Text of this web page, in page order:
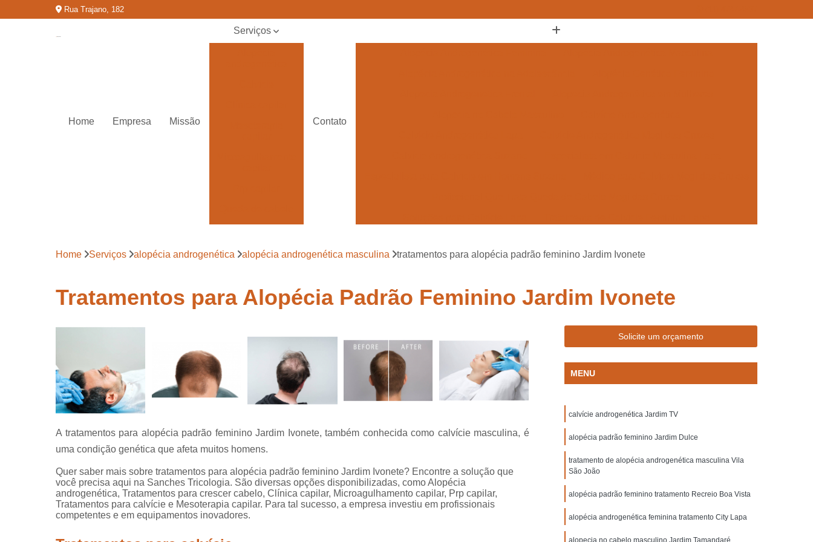
Rua Trajano, 182
Home Empresa Missão
Serviços
Tratamentos para
Tratamentos para
queda de cabelo
Contato
Tratamento para a Calvície Suzano
Tratamento para Eflúvio Telógeno Suzano
Clinica de Recuperação Capilar
Clinica de Tratamento Capilar
Clinica Especializada em Queda de Cabelo
Clinica Especializada em Tratamento Capilar
Clinica para Reconstrução Capilar
Clinica para Tratamento Capilar
Clinica para Tratamento Capilar Mogi das Cruzes
Clinica para Tratamento de Cabelo
Mesoterapia Capilar Masculina
Mesoterapia Capilar para Homens
Mesoterapia para Cabelo
Mesoterapia para Cabelo Lapa
Mesoterapia para Cabelo Mogi das Cruzes
Home Serviços alopécia androgenética alopécia androgenética masculina tratamentos para alopécia padrão feminino Jardim Ivonete
Tratamentos para Alopécia Padrão Feminino Jardim Ivonete
A tratamentos para alopécia padrão feminino Jardim Ivonete, também conhecida como calvície masculina, é
uma condição genética que afeta muitos homens.
Quer saber mais sobre tratamentos para alopécia padrão feminino Jardim Ivonete? Encontre a solução que
você precisa aqui na Sanches Tricologia. São diversas opções disponibilizadas, como Alopécia
androgenética, Tratamentos para crescer cabelo, Clínica capilar, Microagulhamento capilar, Prp capilar,
Tratamentos para calvície e Mesoterapia capilar. Para tal sucesso, a empresa investiu em profissionais
competentes e em equipamentos inovadores.
Solicite um orçamento
MENU
calvície androgenética Jardim TV
alopécia padrão feminino Jardim Dulce
tratamento de alopécia androgenética masculina Vila
São João
alopécia padrão feminino tratamento Recreio Boa Vista
alopécia androgenética feminina tratamento City Lapa
alopecia no cabelo masculino Jardim Tamandaré